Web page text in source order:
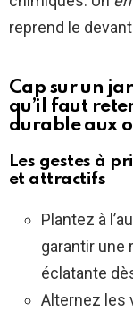
reprend le
Cap sur un
qu’il faut
durable aux
Les gestes à
et attractifs
Plantez à
garantir une
éclatante
Alternez les